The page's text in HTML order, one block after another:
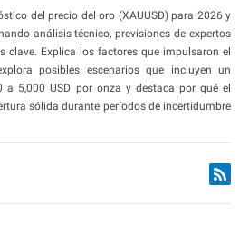
del precio del oro (XAUUSD) para 2026 y
análisis técnico, previsiones de expertos
clave. Explica los factores que impulsaron el
posibles escenarios que incluyen un
a 5,000 USD por onza y destaca por qué el
sólida durante períodos de incertidumbre